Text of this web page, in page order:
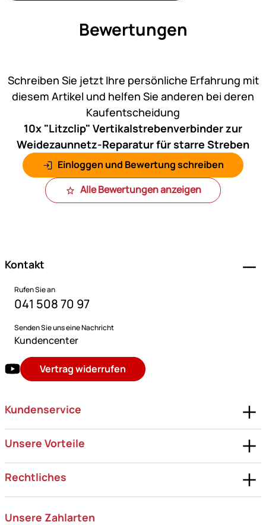
Bewertungen
Schreiben Sie jetzt Ihre persönliche Erfahrung mit
diesem Artikel und helfen Sie anderen bei deren
Kaufentscheidung
10x "Litzclip" Vertikalstrebenverbinder zur
Weidezaunnetz-Reparatur für starre Streben
Einloggen und Bewertung schreiben
Alle Bewertungen anzeigen
Kontakt
Rufen Sie an
041 508 70 97
Senden Sie uns eine Nachricht
Kundencenter
Vertrag widerrufen
Kundenservice
Unsere Vorteile
Rechtliches
Unsere Zahlarten